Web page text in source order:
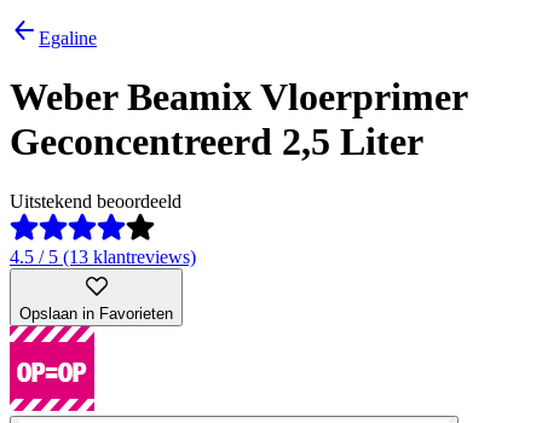
Egaline
Weber Beamix Vloerprimer
Geconcentreerd 2,5 Liter
Uitstekend beoordeeld
4.5 / 5 (13 klantreviews)
Opslaan in Favorieten